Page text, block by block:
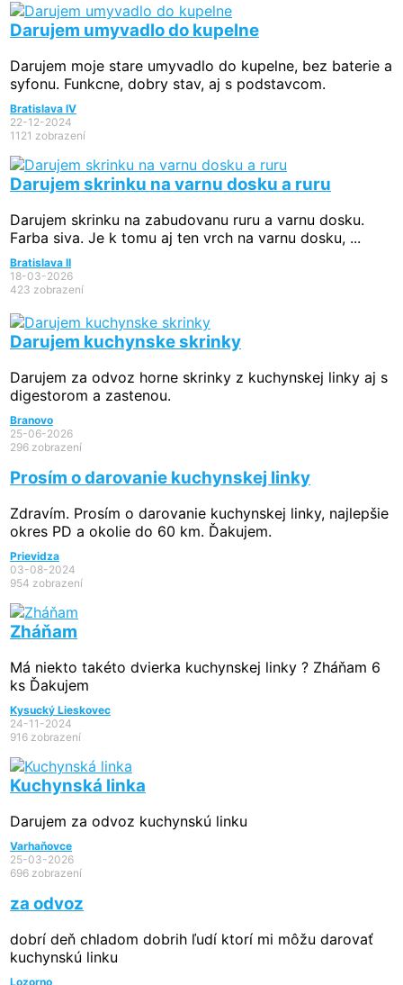
Darujem umyvadlo do kupelne
Darujem moje stare umyvadlo do kupelne, bez baterie a
syfonu. Funkcne, dobry stav, aj s podstavcom.
Bratislava IV
22-12-2024
1121 zobrazení
Darujem skrinku na varnu dosku a ruru
Darujem skrinku na zabudovanu ruru a varnu dosku.
Farba siva. Je k tomu aj ten vrch na varnu dosku, ...
Bratislava II
18-03-2026
423 zobrazení
Darujem kuchynske skrinky
Darujem za odvoz horne skrinky z kuchynskej linky aj s
digestorom a zastenou.
Branovo
25-06-2026
296 zobrazení
Prosím o darovanie kuchynskej linky
Zdravím. Prosím o darovanie kuchynskej linky, najlepšie
okres PD a okolie do 60 km. Ďakujem.
Prievidza
03-08-2024
954 zobrazení
Zháňam
Má niekto takéto dvierka kuchynskej linky ? Zháňam 6
ks Ďakujem
Kysucký Lieskovec
24-11-2024
916 zobrazení
Kuchynská linka
Darujem za odvoz kuchynskú linku
Varhaňovce
25-03-2026
696 zobrazení
za odvoz
dobrí deň chladom dobrih ľudí ktorí mi môžu darovať
kuchynskú linku
Lozorno